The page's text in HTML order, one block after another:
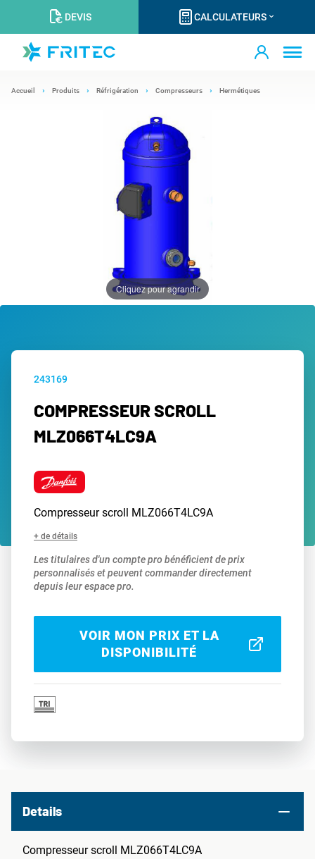
DEVIS CALCULATEURS
Accueil Produits Réfrigération Compresseurs Hermétiques
Cliquez pour agrandir
243169
COMPRESSEUR SCROLL
MLZ066T4LC9A
Compresseur scroll MLZ066T4LC9A
+ de détails
Les titulaires d'un compte pro bénéficient de prix
personnalisés et peuvent commander directement
depuis leur espace pro.
VOIR MON PRIX ET LA
DISPONIBILITÉ
Details
Compresseur scroll MLZ066T4LC9A